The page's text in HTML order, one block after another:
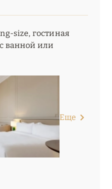
size, гостиная
ванной или
Еще